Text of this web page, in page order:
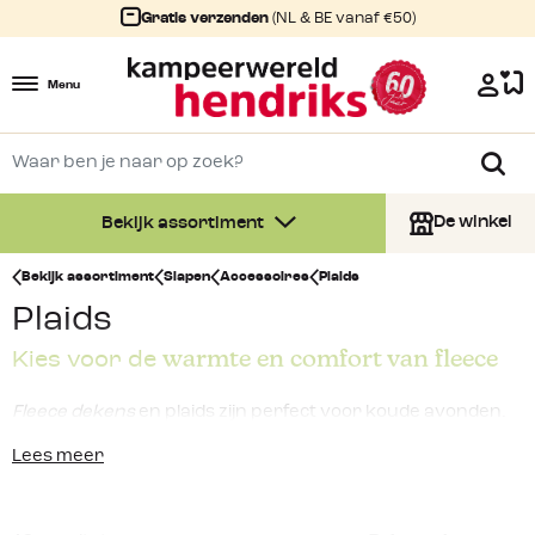
Gratis verzenden (NL & BE vanaf €50)
Menu
Bekijk assortiment De winkel
Bekijk assortiment Slapen Accessoires Plaids
Plaids
Kies voor de warmte en comfort van fleece
Fleece dekens en plaids zijn perfect voor koude avonden.
Lees meer